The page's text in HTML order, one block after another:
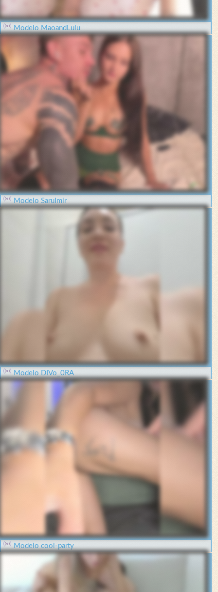
Modelo MaoandLulu
Modelo SaruImir
Modelo DIVo_0RA
Modelo cool-party